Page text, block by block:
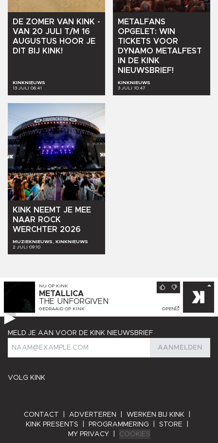
DE ZOMER VAN KINK -
VAN 20 JULI T/M 16
AUGUSTUS HOOR JE
DIT BIJ KINK!
KINKNIEUWS
13 JULI 06:41
METALFANS
OPGELET: WIN
TICKETS VOOR
DYNAMO METALFEST
IN
DE KINK
NIEUWSBRIEF!
KINKNIEUWS
3 JULI 10:47
KINK NEEMT JE MEE
NAAR ROCK
WERCHTER 2026
MUZIEKNIEUWS, KINKNIEUWS
2 JULI 09:10
NU OP KINK
METALLICA
THE UNFORGIVEN
GEDRAAID OP KINK OPEN
VOLG KINK
MELD JE AAN VOOR DE KINK NIEUWSBRIEF
AANMELDEN
CONTACT ADVERTEREN WERKEN BIJ KINK
KINK PRESENTS
PROGRAMMERING STORE
MY PRIVACY
COOKIES